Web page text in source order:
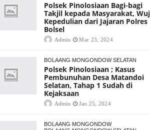
Polsek Pinolosiaan Bagi-bagi
Takjil kepada Masyarakat,
Kepedulian dari Jajaran Polres
Bolsel
Admin Mar 23, 2024
BOLAANG MONGONDOW SELATAN
Polsek Pinolosiaan ; Kasus
Pembunuhan Desa Matandoi
Selatan, Tahap 1 Sudah di
Kejaksaan
Admin Jan 25, 2024
BOLAANG MONGONDOW